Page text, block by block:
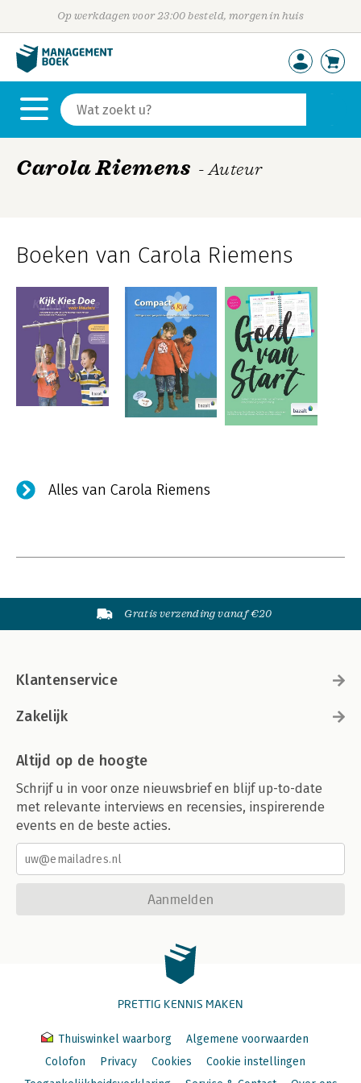
Op werkdagen voor 23:00 besteld, morgen in huis
Carola Riemens - Auteur
Boeken van Carola Riemens
Alles van Carola Riemens
Gratis verzending vanaf €20
Klantenservice
Zakelijk
Altijd op de hoogte
Schrijf u in voor onze nieuwsbrief en blijf up-to-date
met relevante interviews en recensies, inspirerende
events en de beste acties.
Aanmelden
PRETTIG KENNIS MAKEN
Thuiswinkel waarborg
Algemene voorwaarden
Colofon
Privacy Cookies
Cookie instellingen